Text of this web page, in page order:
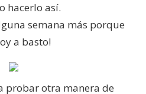
hacerlo así.
semana más porque
a basto!
probar otra manera de